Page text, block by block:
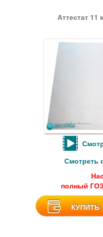
Аттестат 11
Смотреть
полный
КУПИТЬ